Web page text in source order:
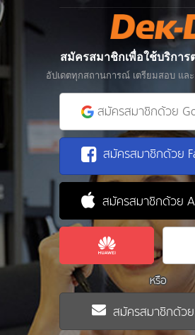
สมัครสมาชิกเพื่อใช้บริการ
อัปเดตทุกสถานการณ์ เตรียมสอบ แ
สมัครสมาชิกด้วย
สมัครสมาชิกด้วย
สมัครสมาชิกด้วย
หรือ
สมัครสมาชิกด้ว